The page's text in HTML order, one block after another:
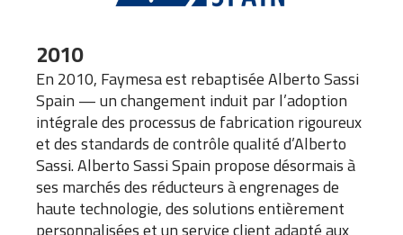
2010
En 2010, Faymesa est rebaptisée Alberto Sassi
Spain — un changement induit par l’adoption
intégrale des processus de fabrication rigoureux
et des standards de contrôle qualité d’Alberto
Sassi. Alberto Sassi Spain propose désormais à
ses marchés des réducteurs à engrenages de
haute technologie, des solutions entièrement